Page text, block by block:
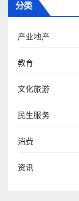
分类
产业地产
教育
文化旅游
民生服务
消费
资讯